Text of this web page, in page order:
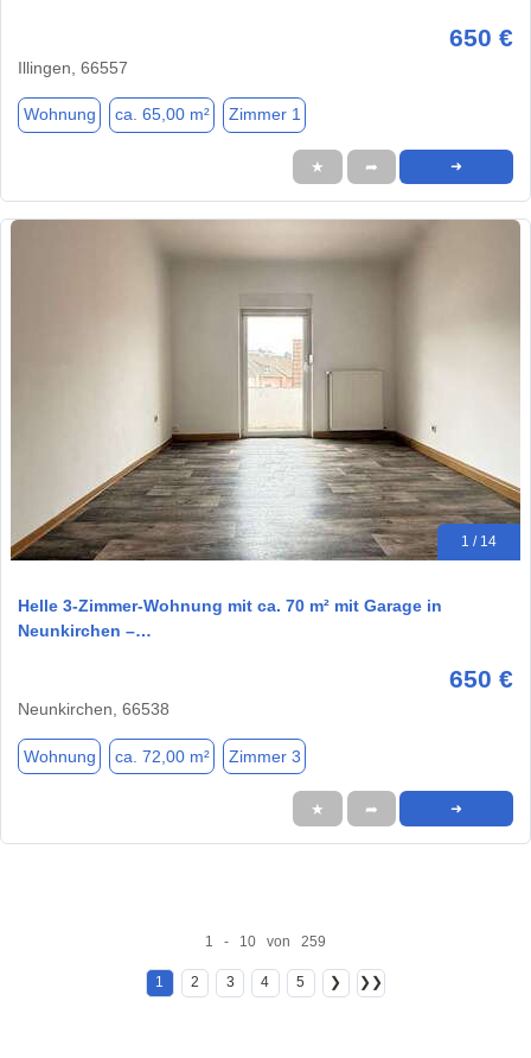
650 €
Illingen, 66557
Wohnung ca. 65,00 m² Zimmer 1
★ ➦ ➜
1 / 14
Helle 3-Zimmer-Wohnung mit ca. 70 m² mit Garage in
Neunkirchen –…
650 €
Neunkirchen, 66538
Wohnung ca. 72,00 m² Zimmer 3
★ ➦ ➜
1 - 10 von 259
1 2 3 4 5 ❯ ❯❯